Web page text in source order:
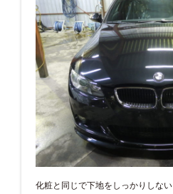
化粧と同じで下地をしっかりしな